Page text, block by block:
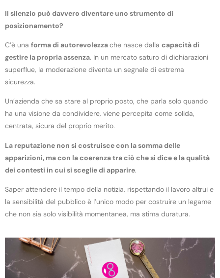
Il silenzio può davvero diventare uno strumento di
posizionamento?
C’è una forma di autorevolezzache nasce dalla capacità di
gestire la propria assenza. In un mercato saturo di dichiarazioni
superflue, la moderazione diventa un segnale di estrema
sicurezza.
Un’azienda che sa stare al proprio posto, che parla solo quando
ha una visione da condividere, viene percepita come solida,
centrata, sicura del proprio merito.
La reputazione non si costruisce con la somma delle
apparizioni, ma con la coerenza tra ciò che si dice e la qualità
dei contesti in cui si sceglie di apparire.
Saper attendere il tempo della notizia, rispettando il lavoro altrui e
la sensibilità del pubblico è l’unico modo per costruire un legame
che non sia solo visibilità momentanea, ma stima duratura.